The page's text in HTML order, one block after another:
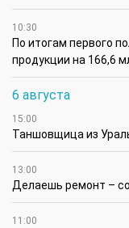
10:30
По итогам первого
продукции на 166,6
6 августа
15:00
Таншовщица из
13:00
Делаешь ремонт –
11:00